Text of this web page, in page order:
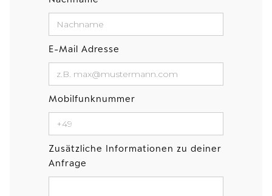
E-Mail Adresse
Mobilfunknummer
Zusätzliche Informationen zu deiner
Anfrage